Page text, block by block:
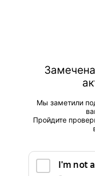
Мы заметили
Пройдите